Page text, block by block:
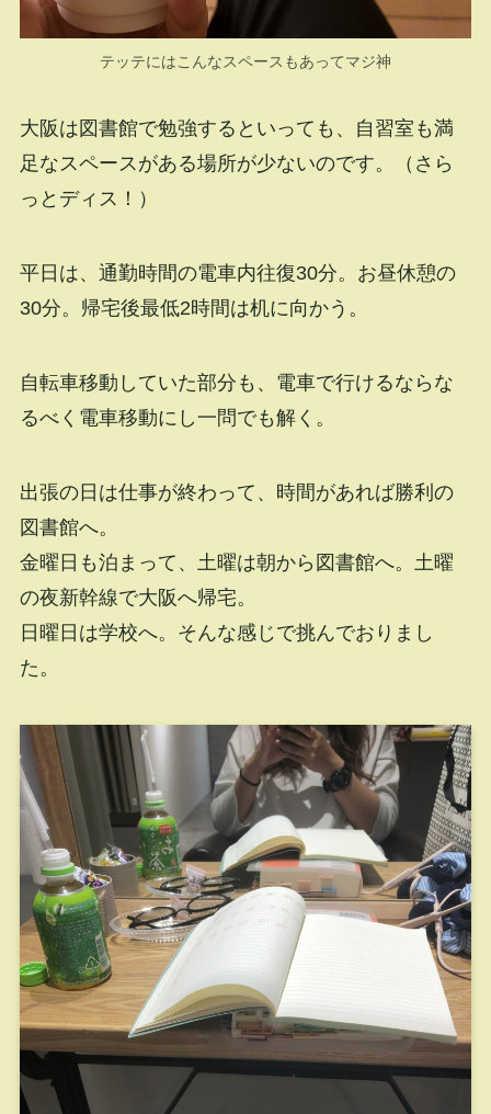
テッテにはこんなスペースもあってマジ神
大阪は図書館で勉強するといっても、自習室も満
足なスペースがある場所が少ないのです。（さら
っとディス！）
平日は、通勤時間の電車内往復30分。お昼休憩の
30分。帰宅後最低2時間は机に向かう。
自転車移動していた部分も、電車で行けるならな
るべく電車移動にし一問でも解く。
出張の日は仕事が終わって、時間があれば勝利の
図書館へ。
金曜日も泊まって、土曜は朝から図書館へ。土曜
の夜新幹線で大阪へ帰宅。
日曜日は学校へ。そんな感じで挑んでおりまし
た。